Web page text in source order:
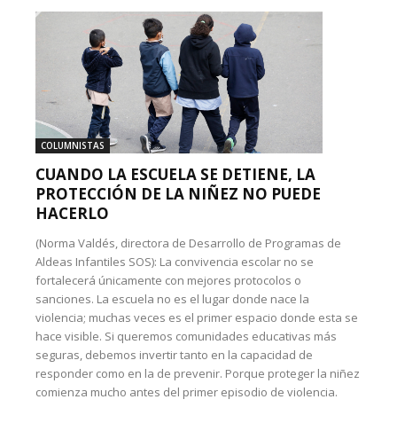
COLUMNISTAS
CUANDO LA ESCUELA SE DETIENE, LA
PROTECCIÓN DE LA NIÑEZ NO PUEDE
HACERLO
(Norma Valdés, directora de Desarrollo de Programas de
Aldeas Infantiles SOS): La convivencia escolar no se
fortalecerá únicamente con mejores protocolos o
sanciones. La escuela no es el lugar donde nace la
violencia; muchas veces es el primer espacio donde esta se
hace visible. Si queremos comunidades educativas más
seguras, debemos invertir tanto en la capacidad de
responder como en la de prevenir. Porque proteger la niñez
comienza mucho antes del primer episodio de violencia.